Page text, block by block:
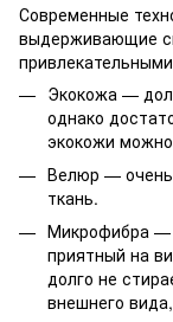
Современные
выдерживающие
Экокожа —
однако
экокожи
Велюр — очень
ткань.
Микрофибра —
приятный на
долго не
внешнего